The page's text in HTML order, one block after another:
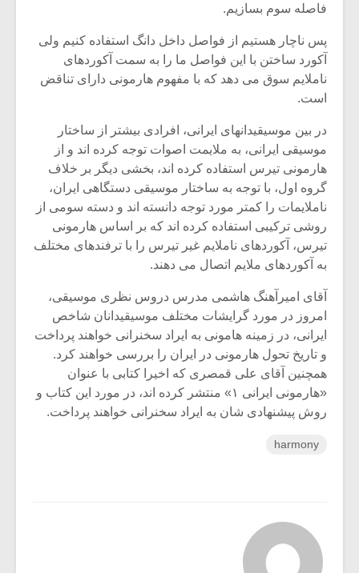
فاصله سوم بسازیم.
پس ناچار هستیم از فواصل داخل دانگ استفاده کنیم ولی
آکورد ساختن با این فواصل ما را به سمت آکوردهای
ناملایم سوق می دهد که با مفهوم هارمونی دارای تناقض
است.
در بین موسیقیدانهای ایرانی، افرادی بیشتر از ساختار
موسیقی ایرانی، به ملایمت اصوات توجه کرده اند و از
هارمونی تیرس استفاده کرده اند، بخشی دیگر بر خلاف
گروه اول، با توجه به ساختار موسیقی دستگاهی ایران،
ناملایمات را کمتر مورد توجه دانسته اند و دسته سومی از
روشی ترکیبی استفاده کرده اند که بر اساس هارمونی
تیرس، آکوردهای ناملایم غیر تیرس را با ترفندهای مختلف
به آکوردهای ملایم اتصال می دهند.
آقای امیرآهنگ هاشمی مدرس دروس نظری موسیقی،
امروز در مورد گرایشات مختلف موسیقیدانان شاخص
ایرانی، در زمینه هامونی به ایراد سخنرانی خواهند پرداخت
و تاریخ تحول هارمونی در ایران را بررسی خواهند کرد.
همچنین آقای علی قمصری که اخیرا کتابی با عنوان
«هارمونی ایرانی ۱» منتشر کرده اند، در مورد این کتاب و
روش پیشنهادی شان به ایراد سخنرانی خواهند پرداخت.
harmony